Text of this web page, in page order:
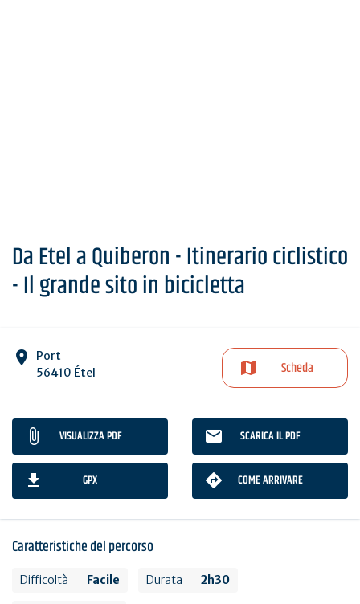
Da Etel a Quiberon - Itinerario ciclistico
- Il grande sito in bicicletta
Port
56410 Étel
Scheda
VISUALIZZA PDF SCARICA IL PDF
GPX COME ARRIVARE
Caratteristiche del percorso
Difficoltà Facile Durata 2h30